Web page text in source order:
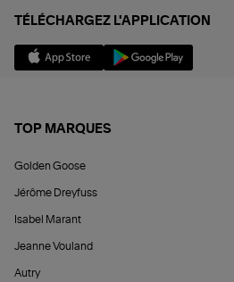
TÉLÉCHARGEZ L'APPLICATION
TOP MARQUES
Golden Goose
Jérôme Dreyfuss
Isabel Marant
Jeanne Vouland
Autry